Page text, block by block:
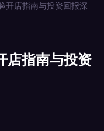
开店指南与投资回报深
店指南与投资